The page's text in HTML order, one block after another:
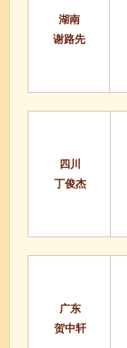
湖南
谢路先
四川
丁俊杰
广东
贺中轩